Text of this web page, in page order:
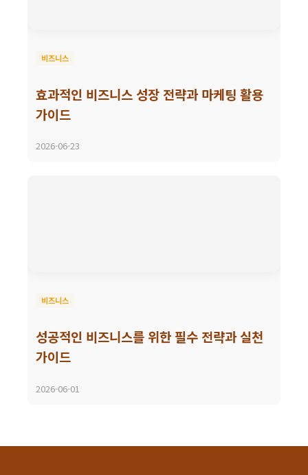
비즈니스
효과적인 비즈니스 성장 전략과 마케팅 활용
가이드
2026-06-23
비즈니스
성공적인 비즈니스를 위한 필수 전략과 실천
가이드
2026-06-01